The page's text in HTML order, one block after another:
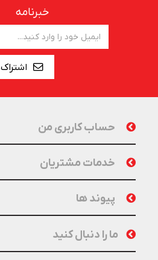
خبرنامه
اشتراک
حساب کاربری من
خدمات مشتریان
پیوند ها
ما را دنبال کنید